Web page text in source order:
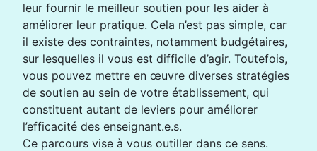
leur fournir le meilleur soutien pour les aider à
améliorer leur pratique. Cela n’est pas simple, car
il existe des contraintes, notamment budgétaires,
sur lesquelles il vous est difficile d’agir. Toutefois,
vous pouvez mettre en œuvre diverses stratégies
de soutien au sein de votre établissement, qui
constituent autant de leviers pour améliorer
l’efficacité des enseignant.e.s.
Ce parcours vise à vous outiller dans ce sens.